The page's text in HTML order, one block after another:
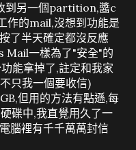
到另一個partition,醬c
作的mail,沒想到功能是
了半天確定都沒反應
Mail一樣為了"安全"的
能拿掉了,註定和我家
只我一個要收信)
但用的方法有點遜,每
碟中,我直覺用久了一
腦裡有千千萬萬封信